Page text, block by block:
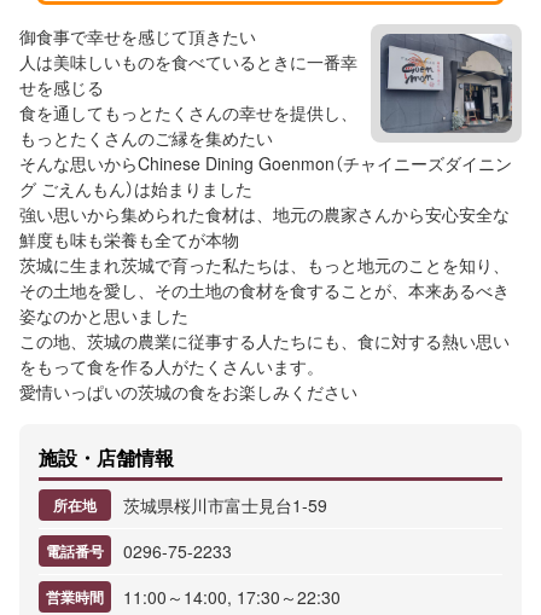
御食事で幸せを感じて頂きたい
人は美味しいものを食べているときに一番幸
せを感じる
食を通してもっとたくさんの幸せを提供し、
もっとたくさんのご縁を集めたい
そんな思いからChinese Dining Goenmon（チャイニーズダイニン
グ ごえんもん）は始まりました
強い思いから集められた食材は、地元の農家さんから安心安全な
鮮度も味も栄養も全てが本物
茨城に生まれ茨城で育った私たちは、もっと地元のことを知り、
その土地を愛し、その土地の食材を食することが、本来あるべき
姿なのかと思いました
この地、茨城の農業に従事する人たちにも、食に対する熱い思い
をもって食を作る人がたくさんいます。
愛情いっぱいの茨城の食をお楽しみください
施設・店舗情報
所在地 茨城県桜川市富士見台1‐59
電話番号 0296-75-2233
営業時間 11:00～14:00, 17:30～22:30